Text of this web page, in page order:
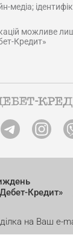
медіа;
можливе
Кредит»
Кредит»
на Ваш e-